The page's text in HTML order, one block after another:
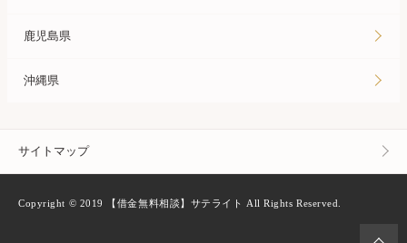
鹿児島県
沖縄県
サイトマップ
Copyright © 2019 【借金無料相談】サテライト All Rights Reserved.